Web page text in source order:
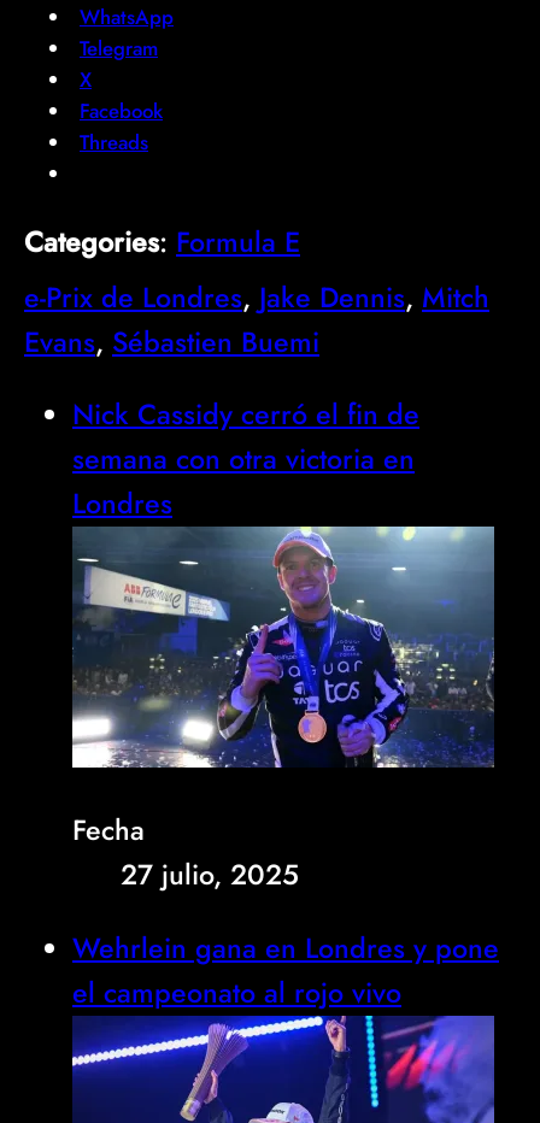
WhatsApp
Telegram
X
Facebook
Threads
Categories: Formula E
e-Prix de Londres, Jake Dennis, Mitch
Evans, Sébastien Buemi
Nick Cassidy cerró el fin de
semana con otra victoria en
Londres
Fecha
27 julio, 2025
Wehrlein gana en Londres y pone
el campeonato al rojo vivo